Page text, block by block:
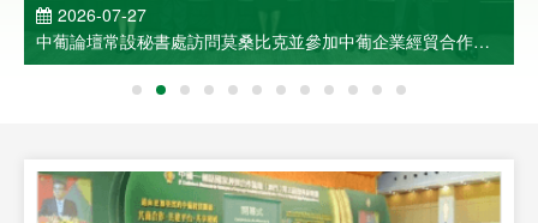
2026-07-27
中葡論壇常設秘書處訪問莫桑比克並參加中葡企業經貿合作洽
談會